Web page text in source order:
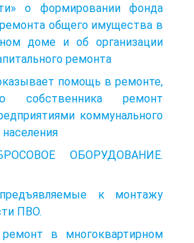
о формировании фонда
ремонта общего имущества в
доме и об организации
ремонта
помощь в ремонте,
собственника ремонт
коммунального
ОБОРУДОВАНИЕ.
к монтажу
ПВО.
в многоквартирном